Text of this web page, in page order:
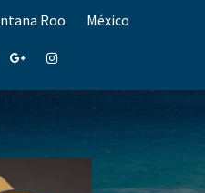
Roo México
Google+Instagram